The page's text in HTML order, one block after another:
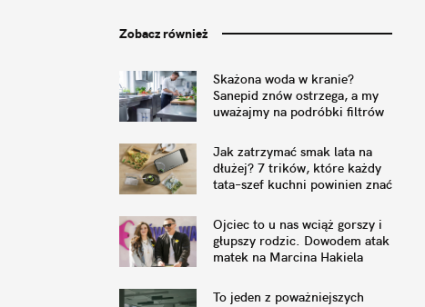
Zobacz również
Skażona woda w kranie?
Sanepid znów ostrzega, a my
uważajmy na podróbki filtrów
Jak zatrzymać smak lata na
dłużej? 7 trików, które każdy
tata–szef kuchni powinien znać
Ojciec to u nas wciąż gorszy i
głupszy rodzic. Dowodem atak
matek na Marcina Hakiela
To jeden z poważniejszych